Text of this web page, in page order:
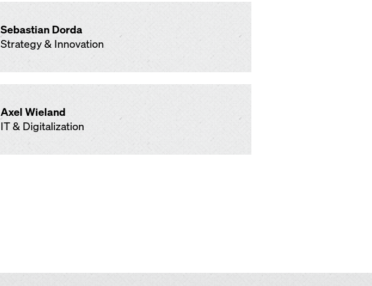
Sebastian Dorda
Strategy & Innovation
Axel Wieland
IT & Digitalization